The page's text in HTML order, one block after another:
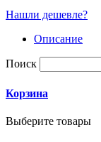
Нашли дешевле?
Описание
Поиск
Корзина
Выберите товары